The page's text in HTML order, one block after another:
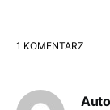
1 KOMENTARZ